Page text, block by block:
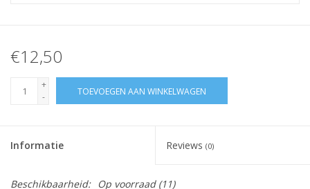
€12,50
+
-
TOEVOEGEN AAN WINKELWAGEN
Informatie Reviews (0)
Beschikbaarheid: Op voorraad(11)